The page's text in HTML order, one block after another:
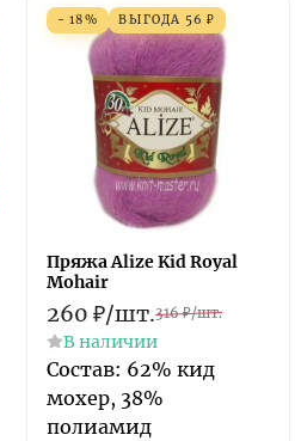
- 18% ВЫГОДА 56 ₽
Пряжа Alize Kid Royal
Mohair
260 ₽/шт.316 ₽/шт.
В наличии
Состав: 62% кид
мохер, 38%
полиамид